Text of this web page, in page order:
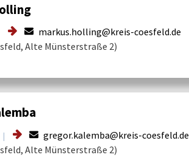
markus.holling@kreis-coesfeld.de
Alte Münsterstraße 2)
| gregor.kalemba@kreis-coesfeld.de
Alte Münsterstraße 2)